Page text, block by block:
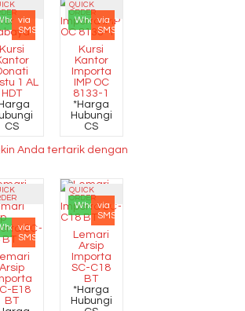
via
SMS
Kursi
1 AL
HDT
CS
QUICK
ORDER
Whatsapp
via
SMS
Kursi
Kantor
Importa
IMP OC
8133-1
*Harga
Hubungi
CS
Anda tertarik dengan
via
SMS
Arsip
E18
BT
QUICK
ORDER
Whatsapp
via
SMS
Lemari
Arsip
Importa
SC-C18
BT
*Harga
Hubungi